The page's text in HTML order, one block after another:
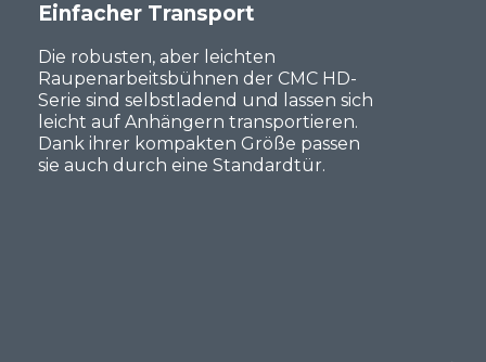
Einfacher Transport
Die robusten, aber leichten
Raupenarbeitsbühnen der CMC HD-
Serie sind selbstladend und lassen sich
leicht auf Anhängern transportieren.
Dank ihrer kompakten Größe passen
sie auch durch eine Standardtür.